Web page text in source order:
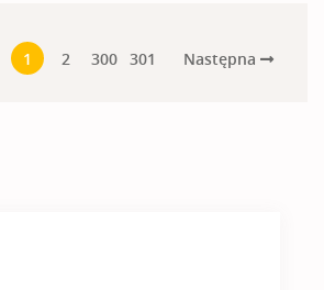
1 2 300 301 Następna